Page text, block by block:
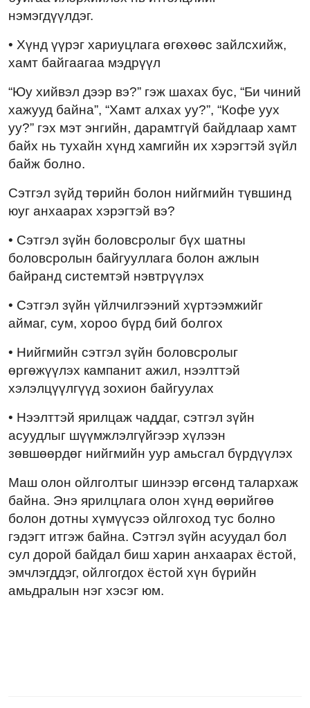
нэмэгдүүлдэг.
• Хүнд үүрэг хариуцлага өгөхөөс зайлсхийж,
хамт байгаагаа мэдрүүл
“Юу хийвэл дээр вэ?” гэж шахах бус, “Би чиний
хажууд байна”, “Хамт алхах уу?”, “Кофе уух
уу?” гэх мэт энгийн, дарамтгүй байдлаар хамт
байх нь тухайн хүнд хамгийн их хэрэгтэй зүйл
байж болно.
Сэтгэл зүйд төрийн болон нийгмийн түвшинд
юуг анхаарах хэрэгтэй вэ?
• Сэтгэл зүйн боловсролыг бүх шатны
боловсролын байгууллага болон ажлын
байранд системтэй нэвтрүүлэх
• Сэтгэл зүйн үйлчилгээний хүртээмжийг
аймаг, сум, хороо бүрд бий болгох
• Нийгмийн сэтгэл зүйн боловсролыг
өргөжүүлэх кампанит ажил, нээлттэй
хэлэлцүүлгүүд зохион байгуулах
• Нээлттэй ярилцаж чаддаг, сэтгэл зүйн
асуудлыг шүүмжлэлгүйгээр хүлээн
зөвшөөрдөг нийгмийн уур амьсгал бүрдүүлэх
Маш олон ойлголтыг шинээр өгсөнд талархаж
байна. Энэ ярилцлага олон хүнд өөрийгөө
болон дотны хүмүүсээ ойлгоход тус болно
гэдэгт итгэж байна. Сэтгэл зүйн асуудал бол
сул дорой байдал биш харин анхаарах ёстой,
эмчлэгддэг, ойлгогдох ёстой хүн бүрийн
амьдралын нэг хэсэг юм.